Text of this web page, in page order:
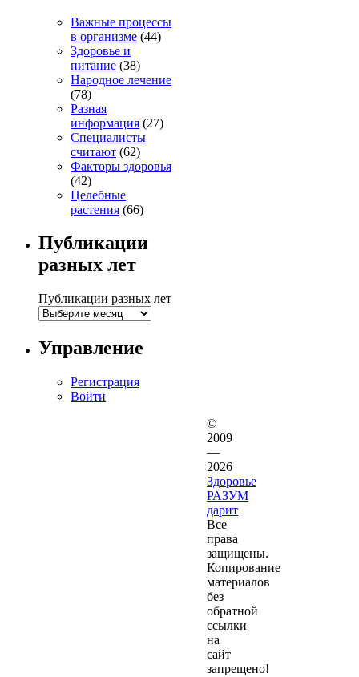
Важные процессы
в организме (44)
Здоровье и
питание (38)
Народное лечение
(78)
Разная
информация (27)
Специалисты
считают (62)
Факторы здоровья
(42)
Целебные
растения (66)
Публикации
разных лет
Публикации разных лет
Управление
Регистрация
Войти
©
2009
—
2026
Здоровье
РАЗУМ
дарит
Все
права
защищены.
Копирование
материалов
без
обратной
ссылки
на
сайт
запрещено!